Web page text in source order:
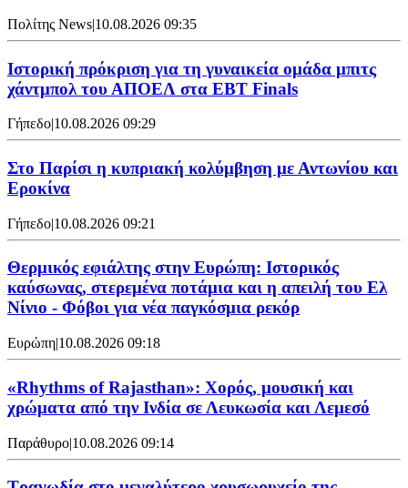
Πολίτης News|10.08.2026 09:35
Ιστορική πρόκριση για τη γυναικεία ομάδα μπιτς
χάντμπολ του ΑΠΟΕΛ στα EBT Finals
Γήπεδο|10.08.2026 09:29
Στο Παρίσι η κυπριακή κολύμβηση με Αντωνίου και
Εροκίνα
Γήπεδο|10.08.2026 09:21
Θερμικός εφιάλτης στην Ευρώπη: Ιστορικός
καύσωνας, στερεμένα ποτάμια και η απειλή του Ελ
Νίνιο - Φόβοι για νέα παγκόσμια ρεκόρ
Ευρώπη|10.08.2026 09:18
«Rhythms of Rajasthan»: Χορός, μουσική και
χρώματα από την Ινδία σε Λευκωσία και Λεμεσό
Παράθυρο|10.08.2026 09:14